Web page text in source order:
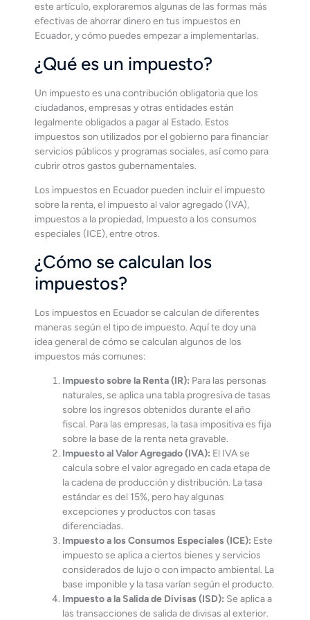
este artículo, exploraremos algunas de las formas más
efectivas de ahorrar dinero en tus impuestos en
Ecuador, y cómo puedes empezar a implementarlas.
¿Qué es un impuesto?
Un impuesto es una contribución obligatoria que los
ciudadanos, empresas y otras entidades están
legalmente obligados a pagar al Estado. Estos
impuestos son utilizados por el gobierno para financiar
servicios públicos y programas sociales, así como para
cubrir otros gastos gubernamentales.
Los impuestos en Ecuador pueden incluir el impuesto
sobre la renta, el impuesto al valor agregado (IVA),
impuestos a la propiedad, Impuesto a los consumos
especiales (ICE), entre otros.
¿Cómo se calculan los
impuestos?
Los impuestos en Ecuador se calculan de diferentes
maneras según el tipo de impuesto. Aquí te doy una
idea general de cómo se calculan algunos de los
impuestos más comunes:
Impuesto sobre la Renta (IR): Para las personas
naturales, se aplica una tabla progresiva de tasas
sobre los ingresos obtenidos durante el año
fiscal. Para las empresas, la tasa impositiva es fija
sobre la base de la renta neta gravable.
Impuesto al Valor Agregado (IVA): El IVA se
calcula sobre el valor agregado en cada etapa de
la cadena de producción y distribución. La tasa
estándar es del 15%, pero hay algunas
excepciones y productos con tasas
diferenciadas.
Impuesto a los Consumos Especiales (ICE): Este
impuesto se aplica a ciertos bienes y servicios
considerados de lujo o con impacto ambiental. La
base imponible y la tasa varían según el producto.
Impuesto a la Salida de Divisas (ISD): Se aplica a
las transacciones de salida de divisas al exterior.